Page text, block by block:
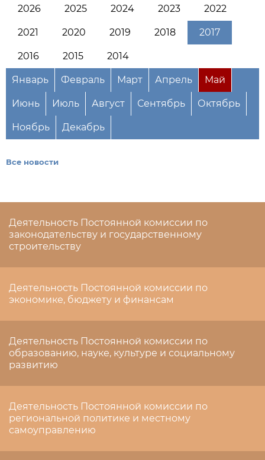
2026 2025 2024 2023 2022
2021 2020 2019 2018 2017
2016 2015 2014
Январь Февраль Март Апрель Май
Июнь Июль Август Сентябрь Октябрь
Ноябрь Декабрь
Все новости
Деятельность Постоянной комиссии по
законодательству и государственному
строительству
Деятельность Постоянной комиссии по
экономике, бюджету и финансам
Деятельность Постоянной комиссии по
образованию, науке, культуре и социальному
развитию
Деятельность Постоянной комиссии по
региональной политике и местному
самоуправлению